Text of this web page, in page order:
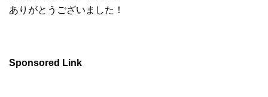
ありがとうございました！
Sponsored Link